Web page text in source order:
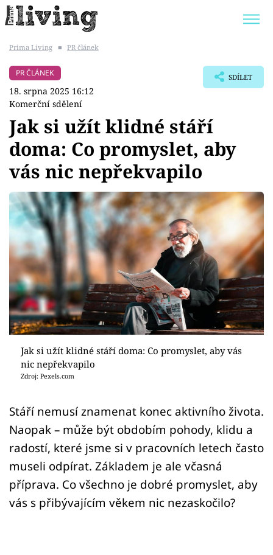
BYDLENÍ SLAVNÝCH
Témata
Bydlení
Zahrada
Design
Sledujte prima+
Přihlášení
Sledujte nás
Prima Living ■ PR článek
PR ČLÁNEK
18. srpna 2025 16:12
Komerční sdělení
SDÍLET
Jak si užít klidné stáří
doma: Co promyslet, aby
vás nic nepřekvapilo
Jak si užít klidné stáří doma: Co promyslet, aby vás
nic nepřekvapilo
Zdroj: Pexels.com
Stáří nemusí znamenat konec aktivního života.
Naopak – může být obdobím pohody, klidu a
radostí, které jsme si v pracovních letech často
museli odpírat. Základem je ale včasná
příprava. Co všechno je dobré promyslet, aby
vás s přibývajícím věkem nic nezaskočilo?